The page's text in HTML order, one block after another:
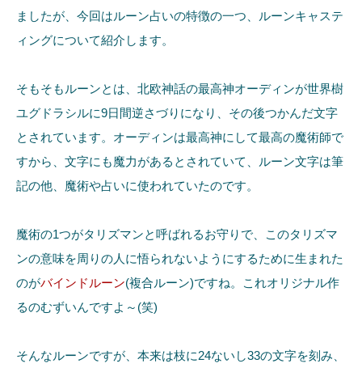
ましたが、今回はルーン占いの特徴の一つ、ルーンキャステ
ィングについて紹介します。
そもそもルーンとは、北欧神話の最高神オーディンが世界樹
ユグドラシルに9日間逆さづりになり、その後つかんだ文字
とされています。オーディンは最高神にして最高の魔術師で
すから、文字にも魔力があるとされていて、ルーン文字は筆
記の他、魔術や占いに使われていたのです。
魔術の1つがタリズマンと呼ばれるお守りで、このタリズマ
ンの意味を周りの人に悟られないようにするために生まれた
のがバインドルーン(複合ルーン)ですね。これオリジナル作
るのむずいんですよ～(笑)
そんなルーンですが、本来は枝に24ないし33の文字を刻み、